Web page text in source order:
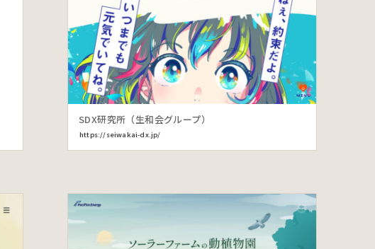
SDX研究所（生和会グループ）
https://seiwakai-dx.jp/